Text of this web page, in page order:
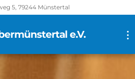
5, 79244 Münstertal
e.V. ...